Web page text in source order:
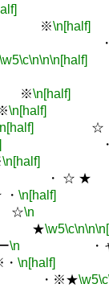
\n[half]
\w5\c\n\n\n[half]
\n[half]
\n[half]
・
\n[half] ☆
☆ ★
\n[half] ※
\n
\w5\c\n\n
\n ・
\n[half] ☆
\w5\c